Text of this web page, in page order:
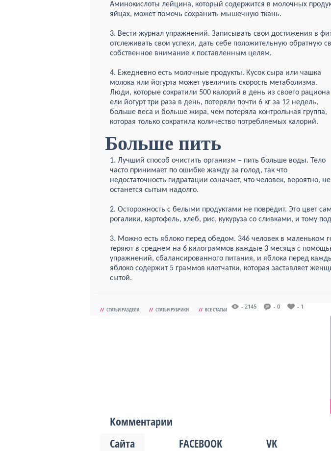
Аминокислоты лейцина, который содержится в молочных
яйцах, может помочь сохранить мышечную ткань.
3. Вести журнал упражнений. Записывать свои достижения в
отслеживать свои успехи, дать себе положительную обратную
собственное внимание к поставленным целям.
4. Ежедневно есть молочные продукты. Кусок сыра или чашка
молока или йогурта может увеличить скорость метаболизма.
Люди, которые сократили 500 калорий в день из своего
ели йогурт три раза в день, потеряли почти 6 кг за 12 недель,
больше веса и больше жира, чем потеряла контрольная группа,
которая только сократила количество потребляемых калорий.
Больше пить
1. Лучший способ очистить организм – пить больше воды. Тело
часто принимает по ошибке жажду за голод, так что
недостаточность гидратации означает, что человек, вероятно, не
останется сытым надолго.
2. Осторожность с белыми продуктами не повредит. Это цвет
рогалики, картофель, хлеб, рис, кукуруза со сливками, и тому
3. Можно есть яблоко перед обедом. 346 человек в маленьком
теряют в среднем на 6 килограммов каждые 3 месяца с
упражнений, сбалансированного питания, и яблока перед
яблоко содержит 5 граммов клетчатки, которая заставляет
сытой.
// СТАТЬИ РАЗДЕЛА // СТАТЬИ РУБРИКИ // ВСЕ СТАТЬИ - 2145 - 0 - 1
Комментарии
Сайта
FACEBOOK VK